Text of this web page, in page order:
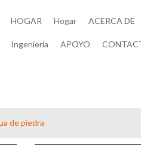
HOGAR Hogar ACERCA DE
Ingeniería APOYO
de piedra